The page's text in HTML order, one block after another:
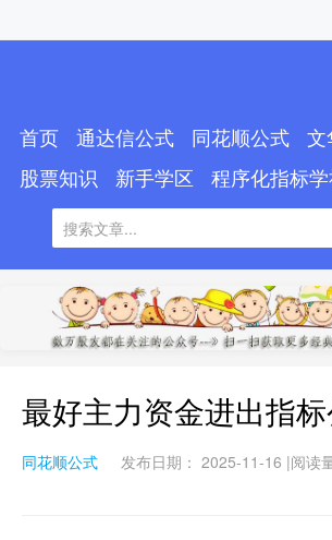
首页 通达信公式 同花顺公式
文
股票知识
新手学区 程序化指标
最好主力资金进出指
同花顺公式 发布日期： 2025-11-16 |阅读